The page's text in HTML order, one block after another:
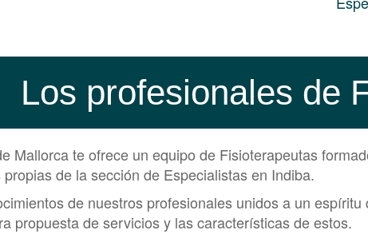
Los profesionales de
Mallorca te ofrece un equipo de Fisioterapeutas
de la sección de Especialistas en Indiba.
de nuestros profesionales unidos a un
propuesta de servicios y las características de estos.